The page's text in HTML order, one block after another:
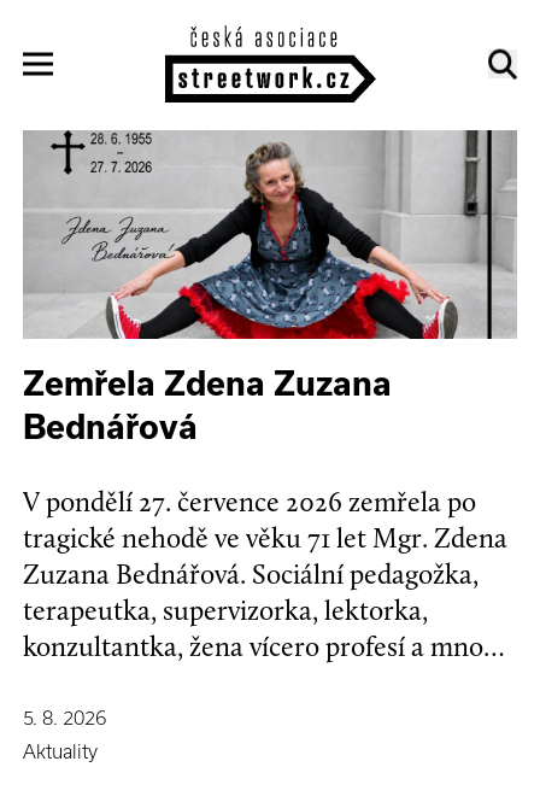
Zemřela Zdena Zuzana
Bednářová
V pondělí 27. července 2026 zemřela po
tragické nehodě ve věku 71 let Mgr. Zdena
Zuzana Bednářová. Sociální pedagožka,
terapeutka, supervizorka, lektorka,
konzultantka, žena vícero profesí a mnoha
nespoutanou povahou.
5. 8. 2026
Aktuality